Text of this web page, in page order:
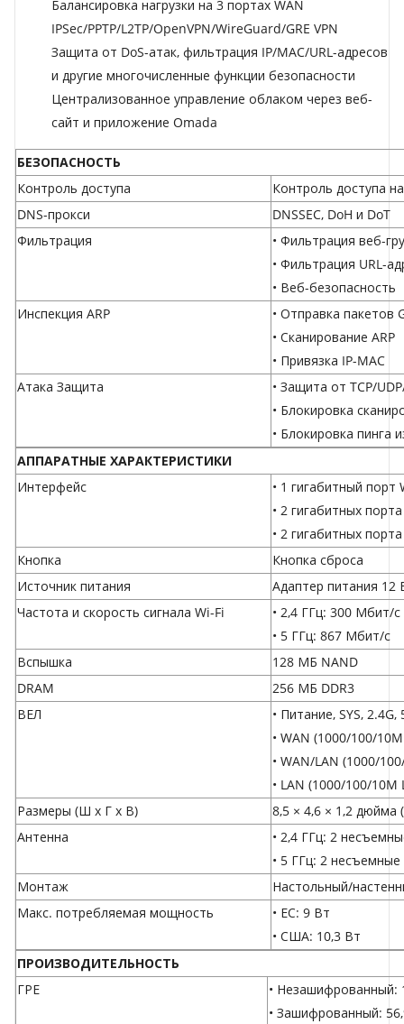
Балансировка нагрузки на 3 портах WAN
IPSec/PPTP/L2TP/OpenVPN/WireGuard/GRE VPN
Защита от DoS-атак, фильтрация IP/MAC/URL-адресов
и другие многочисленные функции безопасности
Централизованное управление облаком через веб-
сайт и приложение Omada
БЕЗОПАСНОСТЬ
Контроль доступа
Контроль доступа
DNS-прокси
DNSSEC, DoH и DoT
Фильтрация
• Фильтрация веб-
• Фильтрация URL-
• Веб-безопасность
Инспекция ARP
• Отправка пакетов
• Сканирование ARP
• Привязка IP-MAC
Атака Защита
• Защита от TCP/
• Блокировка
• Блокировка пинга
АППАРАТНЫЕ ХАРАКТЕРИСТИКИ
Интерфейс
• 1 гигабитный порт
• 2 гигабитных
• 2 гигабитных
Кнопка
Кнопка сброса
Источник питания
Адаптер питания 12
Частота и скорость сигнала Wi-Fi
• 2,4 ГГц: 300 Мбит/с
• 5 ГГц: 867 Мбит/с
Вспышка
128 МБ NAND
DRAM
256 МБ DDR3
ВЕЛ
• Питание, SYS, 2.4G,
• WAN (1000/100/
• WAN/LAN (1000/
• LAN (1000/100/10M
Размеры (Ш x Г x В)
8,5 × 4,6 × 1,2 дюйма
Антенна
• 2,4 ГГц: 2
• 5 ГГц: 2
Монтаж
Настольный/
Макс. потребляемая мощность
• ЕС: 9 Вт
• США: 10,3 Вт
ПРОИЗВОДИТЕЛЬНОСТЬ
ГРЕ
• Незашифрованный:
• Зашифрованный: